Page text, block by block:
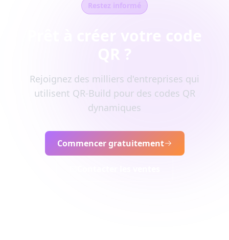
Restez informé
Rejoignez des milliers d'entreprises qui
utilisent QR-Build pour des codes QR
dynamiques
Commencer gratuitement